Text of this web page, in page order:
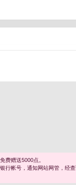
费赠送5000点。
行帐号，通知网站网管，经